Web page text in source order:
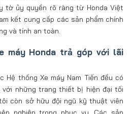
tờ ủy quyền rõ ràng từ Honda Việt
kết cung cấp các sản phẩm chính
và tính an toàn.
máy Honda trả góp với lãi
thống Xe máy Nam Tiến đều có
những trang thiết bị hiện đại tối
còn sở hữu đội ngũ kỹ thuật viên